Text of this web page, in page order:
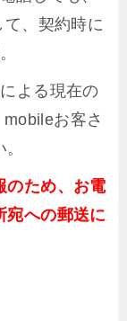
、契約時に
よる現在の
お客さ
のため、お電
宛への郵送に